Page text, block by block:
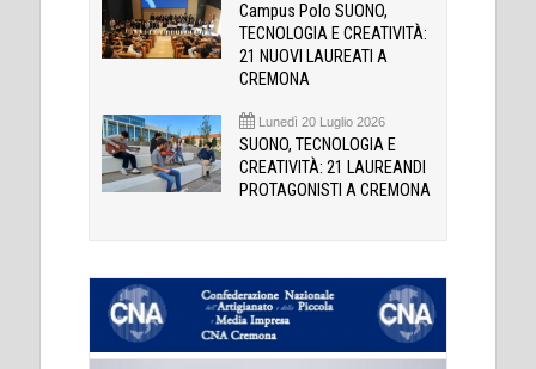
Campus Polo SUONO,
TECNOLOGIA E CREATIVITÀ:
21 NUOVI LAUREATI A
CREMONA
Lunedì 20 Luglio 2026
SUONO, TECNOLOGIA E
CREATIVITÀ: 21 LAUREANDI
PROTAGONISTI A CREMONA